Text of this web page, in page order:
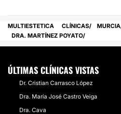
MULTIESTETICA CLÍNICAS MURCIA
DRA. MARTÍNEZ POYATO
ÚLTIMAS CLÍNICAS VISTAS
Dr. Cristian Carrasco López
Dra. María José Castro Veiga
Dra. Cava